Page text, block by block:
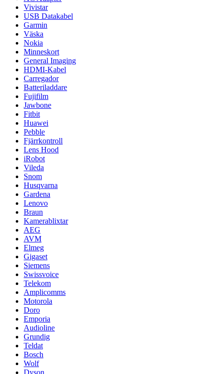
Vivistar
USB Datakabel
Garmin
Väska
Nokia
Minneskort
General Imaging
HDMI-Kabel
Carregador
Batteriladdare
Fujifilm
Jawbone
Fitbit
Huawei
Pebble
Fjärrkontroll
Lens Hood
iRobot
Vileda
Snom
Husqvarna
Gardena
Lenovo
Braun
Kamerablixtar
AEG
AVM
Elmeg
Gigaset
Siemens
Swissvoice
Telekom
Amplicomms
Motorola
Doro
Emporia
Audioline
Grundig
Teldat
Bosch
Wolf
Dyson